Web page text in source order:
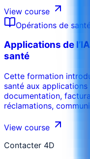
de paiement et KPI
View course
Opérations de
Applications de
santé
Cette formation
santé aux applications
documentation,
réclamations,
apprennent où l’IA
View course
Contacter 4D